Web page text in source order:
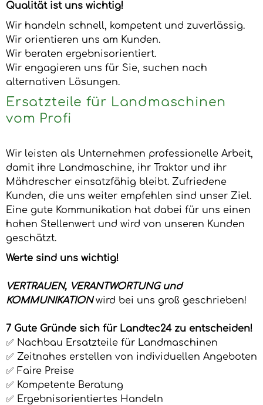
Qualität ist uns wichtig!
Wir handeln schnell, kompetent und zuverlässig.
Wir orientieren uns am Kunden.
Wir beraten ergebnisorientiert.
Wir engagieren uns für Sie, suchen nach
alternativen Lösungen.
Ersatzteile für Landmaschinen
vom Profi
Wir leisten als Unternehmen professionelle Arbeit,
damit ihre Landmaschine, ihr Traktor und ihr
Mähdrescher einsatzfähig bleibt. Zufriedene
Kunden, die uns weiter empfehlen sind unser Ziel.
Eine gute Kommunikation hat dabei für uns einen
hohen Stellenwert und wird von unseren Kunden
geschätzt.
Werte sind uns wichtig!
VERTRAUEN, VERANTWORTUNG und
KOMMUNIKATIONwird bei uns groß geschrieben!
7 Gute Gründe sich für Landtec24 zu entscheiden!
✅ Nachbau Ersatzteile für Landmaschinen
✅ Zeitnahes erstellen von individuellen Angeboten
✅ Faire Preise
✅ Kompetente Beratung
✅ Ergebnisorientiertes Handeln